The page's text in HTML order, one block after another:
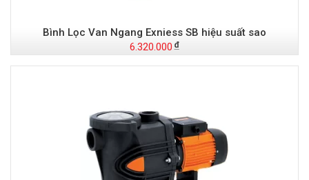
Bình Lọc Van Ngang Exniess SB hiệu suất sao
6.320.000